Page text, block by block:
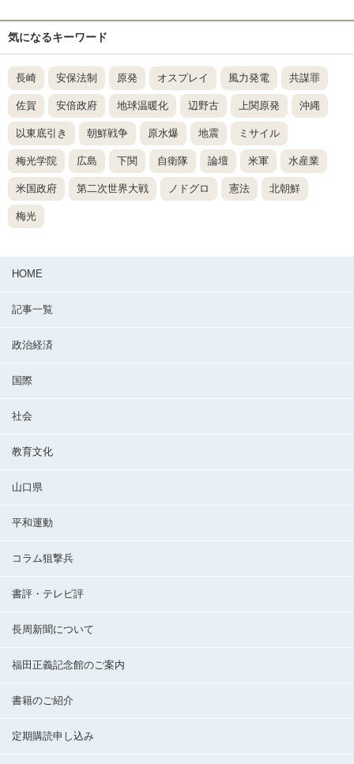
気になるキーワード
長崎 安保法制 原発 オスプレイ 風力発電 共謀罪
佐賀 安倍政府 地球温暖化 辺野古 上関原発 沖縄
以東底引き 朝鮮戦争 原水爆 地震 ミサイル
梅光学院 広島 下関 自衛隊 論壇 米軍 水産業
米国政府 第二次世界大戦 ノドグロ 憲法 北朝鮮
梅光
HOME
記事一覧
政治経済
国際
社会
教育文化
山口県
平和運動
コラム狙撃兵
書評・テレビ評
長周新聞について
福田正義記念館のご案内
書籍のご紹介
定期購読申し込み